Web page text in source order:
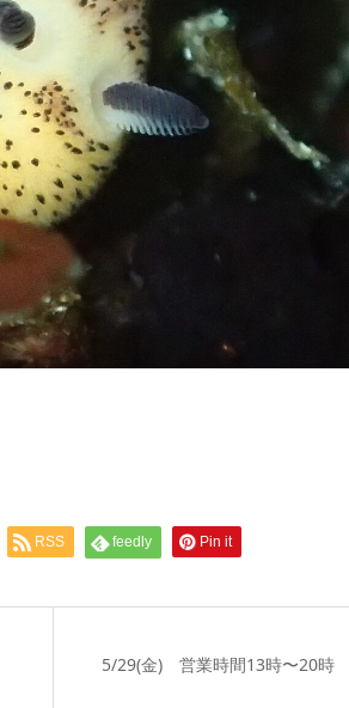
RSS feedly Pin it
5/29(金) 営業時間13時〜20時